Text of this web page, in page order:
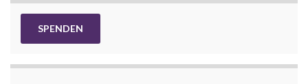
SPENDEN